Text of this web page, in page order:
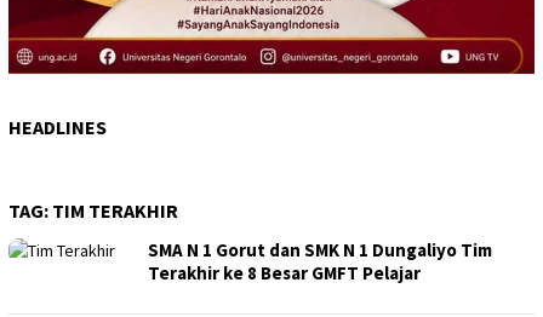
HEADLINES
TAG: TIM TERAKHIR
SMA N 1 Gorut dan SMK N 1 Dungaliyo Tim
Terakhir ke 8 Besar GMFT Pelajar